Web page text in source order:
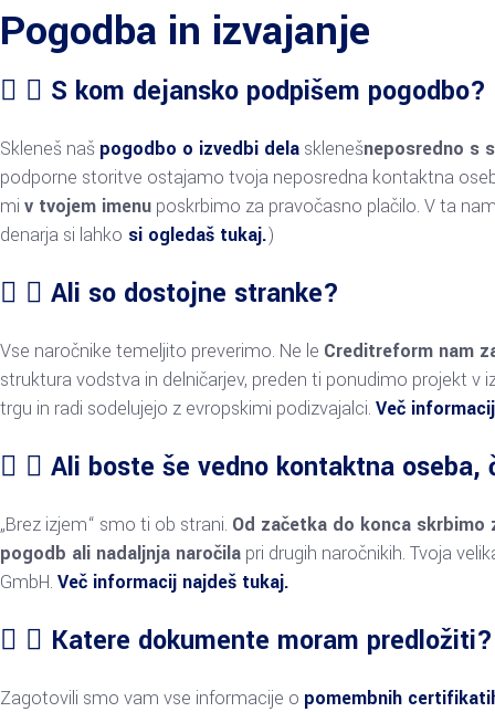
Pogodba in izvajanje
S kom dejansko podpišem pogodbo?
Skleneš naš pogodbo o izvedbi dela sklenešneposredno s
podporne storitve ostajamo tvoja neposredna kontaktna
mi v tvojem imenu poskrbimo za pravočasno plačilo. V ta
denarja si lahko si ogledaš tukaj.)
Ali so dostojne stranke?
Vse naročnike temeljito preverimo. Ne le Creditreform nam
struktura vodstva in delničarjev, preden ti ponudimo projekt
trgu in radi sodelujejo z evropskimi podizvajalci. Več
Ali boste še vedno kontaktna
„Brez izjem“ smo ti ob strani. Od začetka do konca
pogodb ali nadaljnja naročila pri drugih naročnikih. Tvoja
GmbH. Več informacij najdeš tukaj.
Katere dokumente moram predložiti?
Zagotovili smo vam vse informacije o pomembnih